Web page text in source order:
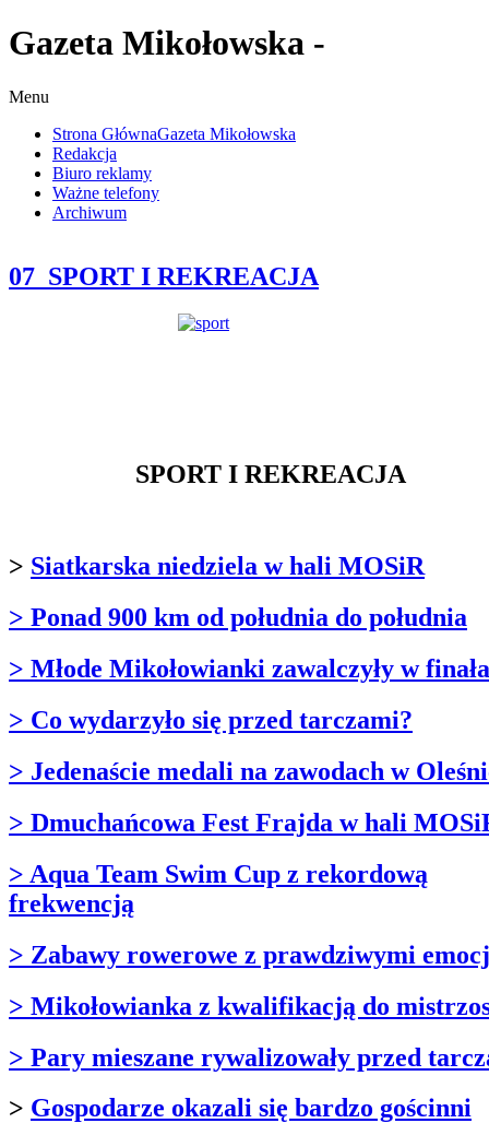
Gazeta Mikołowska -
Menu
Strona GłównaGazeta Mikołowska
Redakcja
Biuro reklamy
Ważne telefony
Archiwum
07_SPORT I REKREACJA
SPORT I REKREACJA
> Siatkarska niedziela w hali MOSiR
> Ponad 900 km od południa do południa
> Młode Mikołowianki zawalczyły w
> Co wydarzyło się przed tarczami?
> Jedenaście medali na zawodach w
> Dmuchańcowa Fest Frajda w hali
> Aqua Team Swim Cup z rekordową
frekwencją
> Zabawy rowerowe z prawdziwymi
> Mikołowianka z kwalifikacją do
> Pary mieszane rywalizowały przed
> Gospodarze okazali się bardzo gościnni